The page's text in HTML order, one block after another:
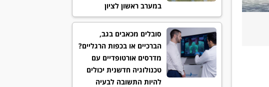
במערב ראשון לציון
סובלים מכאבים בגב,
הברכיים או בכפות הרגליים?
מדרסים אורטופדיים עם
טכנולוגיה חדשנית יכולים
להיות התשובה לבעיה